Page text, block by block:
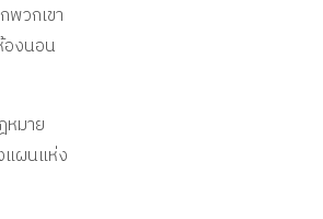
วกเขา
องนอน
หมาย
แผนแห่ง